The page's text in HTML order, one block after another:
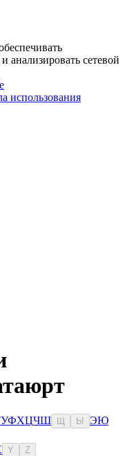
анализировать сетевой
использования
УФХЦЧШ Ы ЭЮ
Y Z